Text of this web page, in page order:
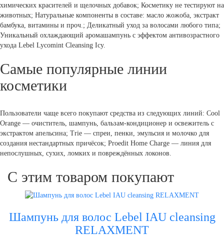
химических красителей и щелочных добавок; Косметику не тестируют на
животных; Натуральные компоненты в составе: масло жожоба, экстракт
бамбука, витамины и проч.; Деликатный уход за волосами любого типа;
Уникальный охлаждающий аромашампунь с эффектом антивозрастного
ухода Lebel Lycomint Cleansing Icy.
Самые популярные линии
косметики
Пользователи чаще всего покупают средства из следующих линий: Cool
Orange — очиститель, шампунь, бальзам-кондиционер и освежитель с
экстрактом апельсина; Trie — спреи, пенки, эмульсия и молочко для
создания нестандартных причёсок; Proedit Home Charge — линия для
непослушных, сухих, ломких и повреждённых локонов.
С этим товаром покупают
Шампунь для волос Lebel IAU cleansing
RELAXMENT